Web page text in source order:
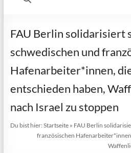
kämpferische
Gewerkschaft
FAU Berlin solidarisiert
schwedischen und
Hafenarbeiter*innen,
entschieden haben,
nach Israel zu stoppen
Du bist hier:Startseite » FAU Berlin
französischen